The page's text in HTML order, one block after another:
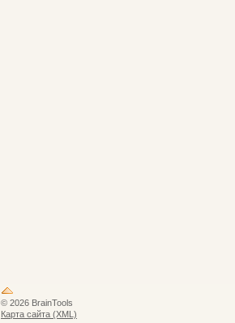
© 2026 BrainTools
Карта сайта (XML)